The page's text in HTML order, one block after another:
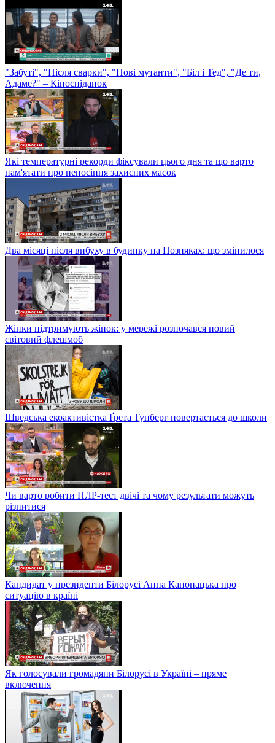
"Забуті", "Після сварки", "Нові мутанти", "Біл і Тед", "Де ти,
Адаме?" – Кіносніданок
Які температурні рекорди фіксували цього дня та що варто
пам'ятати про неносіння захисних масок
Два місяці після вибуху в будинку на Позняках: що змінилося
Жінки підтримують жінок: у мережі розпочався новий
світовий флешмоб
Шведська екоактивістка Ґрета Тунберг повертається до школи
Чи варто робити ПЛР-тест двічі та чому результати можуть
різнитися
Кандидат у президенти Білорусі Анна Канопацька про
ситуацію в країні
Як голосували громадяни Білорусі в Україні – пряме
включення